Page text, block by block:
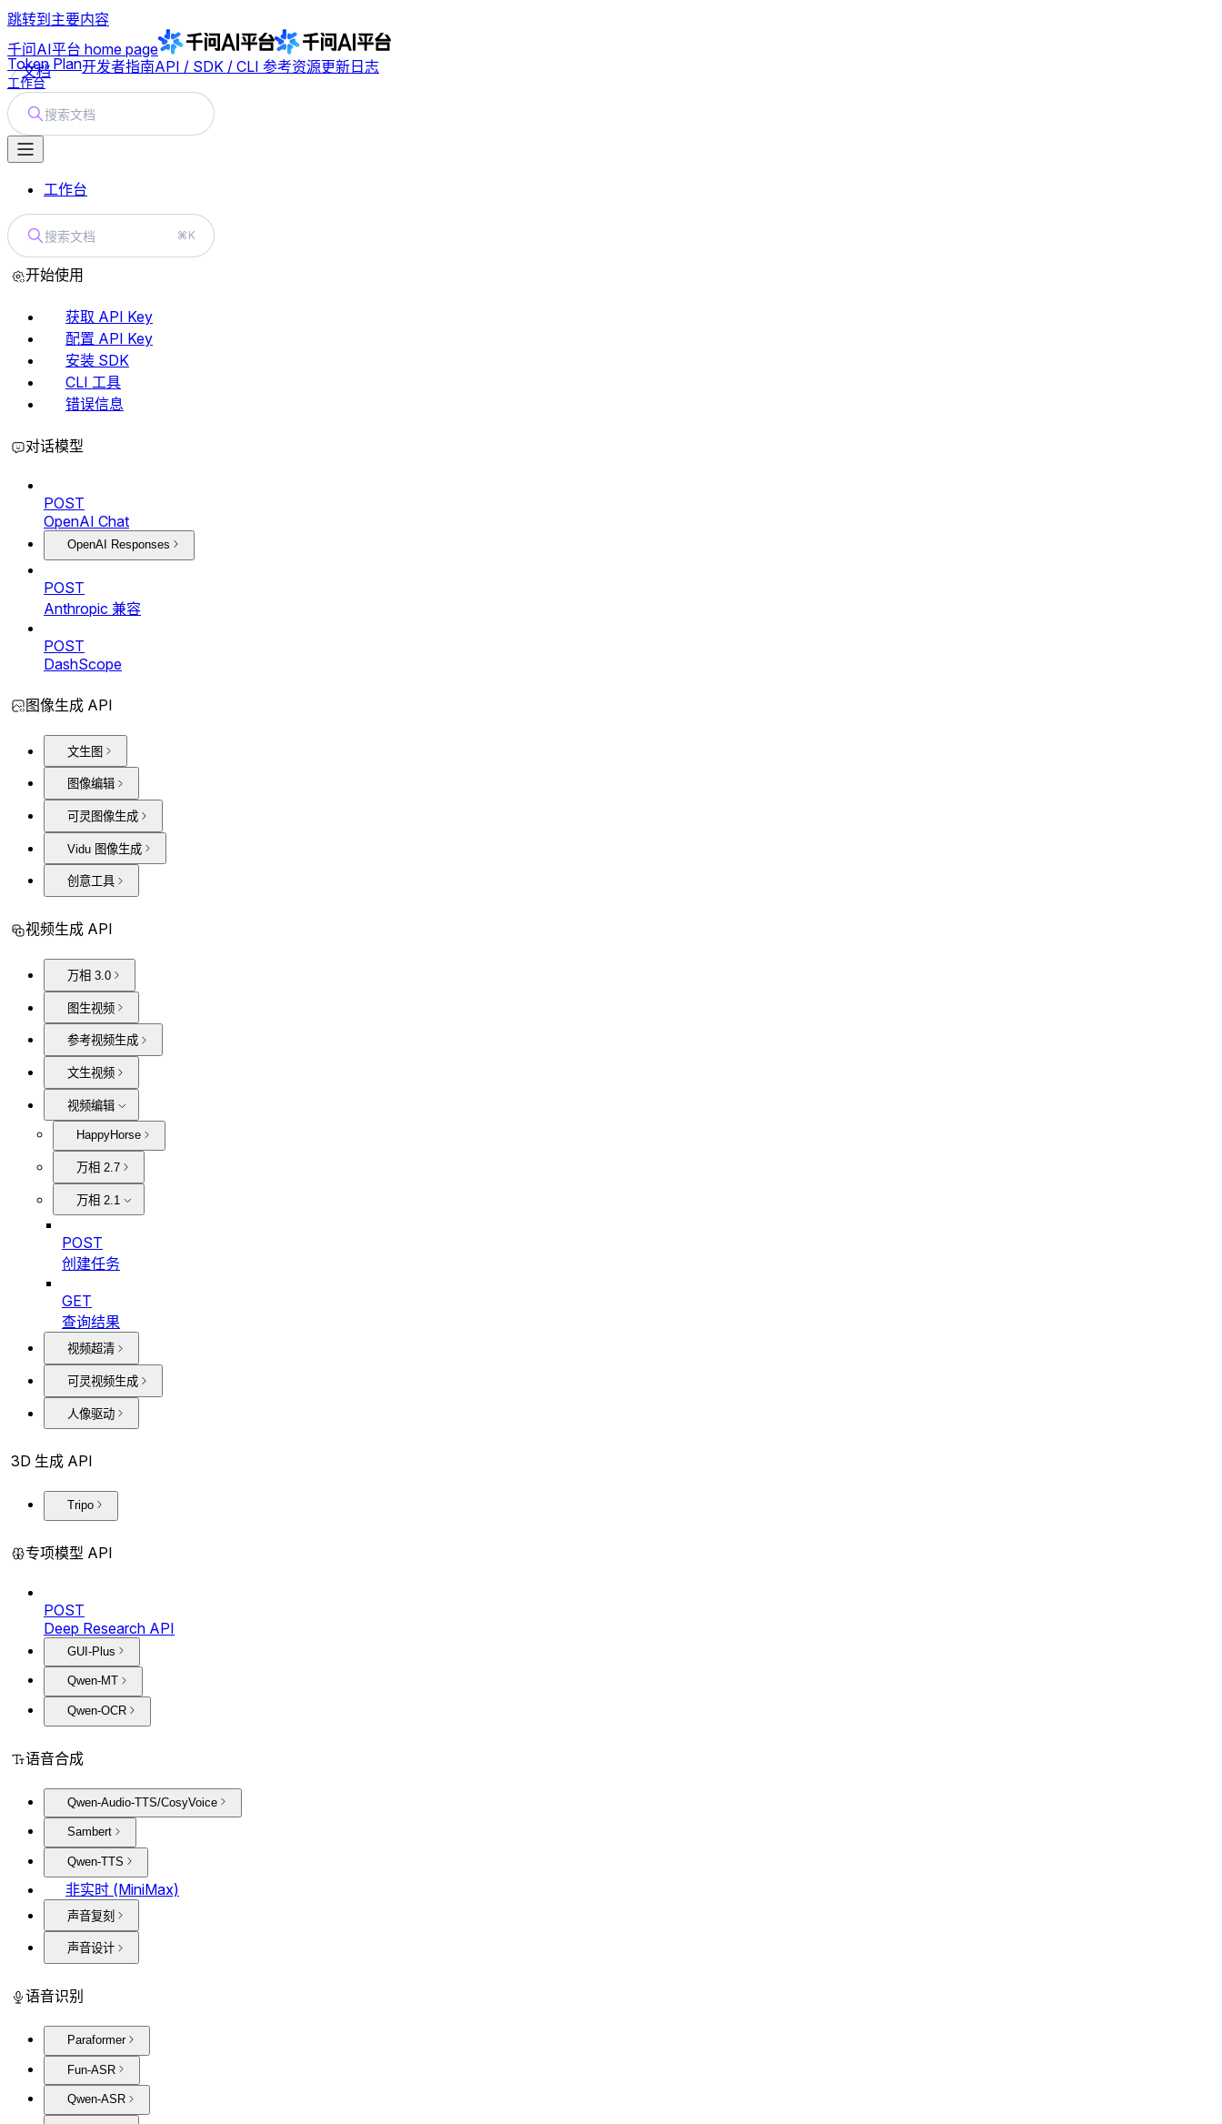
跳转到主要内容
千问AI平台 home page
文档
Token Plan开发者指南API / SDK / CLI 参考资源更新日志
工作台
搜索文档
工作台
搜索文档 ⌘K
开始使用
获取 API Key
配置 API Key
安装 SDK
CLI 工具
错误信息
对话模型
POST
OpenAI Chat
OpenAI Responses
POST
Anthropic 兼容
POST
DashScope
图像生成 API
文生图
图像编辑
可灵图像生成
Vidu 图像生成
创意工具
视频生成 API
万相 3.0
图生视频
参考视频生成
文生视频
视频编辑
HappyHorse
万相 2.7
万相 2.1
POST
创建任务
GET
查询结果
视频超清
可灵视频生成
人像驱动
3D 生成 API
Tripo
专项模型 API
POST
Deep Research API
GUI-Plus
Qwen-MT
Qwen-OCR
语音合成
Qwen-Audio-TTS/CosyVoice
Sambert
Qwen-TTS
非实时 (MiniMax)
声音复刻
声音设计
语音识别
Paraformer
Fun-ASR
Qwen-ASR